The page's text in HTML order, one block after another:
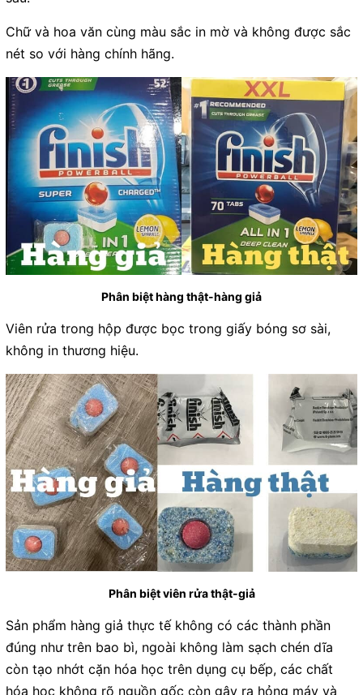
Chữ và hoa văn cùng màu sắc in mờ và không được sắc
nét so với hàng chính hãng.
Phân biệt hàng thật-hàng giả
Viên rửa trong hộp được bọc trong giấy bóng sơ sài,
không in thương hiệu.
Phân biệt viên rửa thật-giả
Sản phẩm hàng giả thực tế không có các thành phần
đúng như trên bao bì, ngoài không làm sạch chén dĩa
còn tạo nhớt cặn hóa học trên dụng cụ bếp, các chất
hóa học không rõ nguồn gốc còn gây ra hỏng máy và